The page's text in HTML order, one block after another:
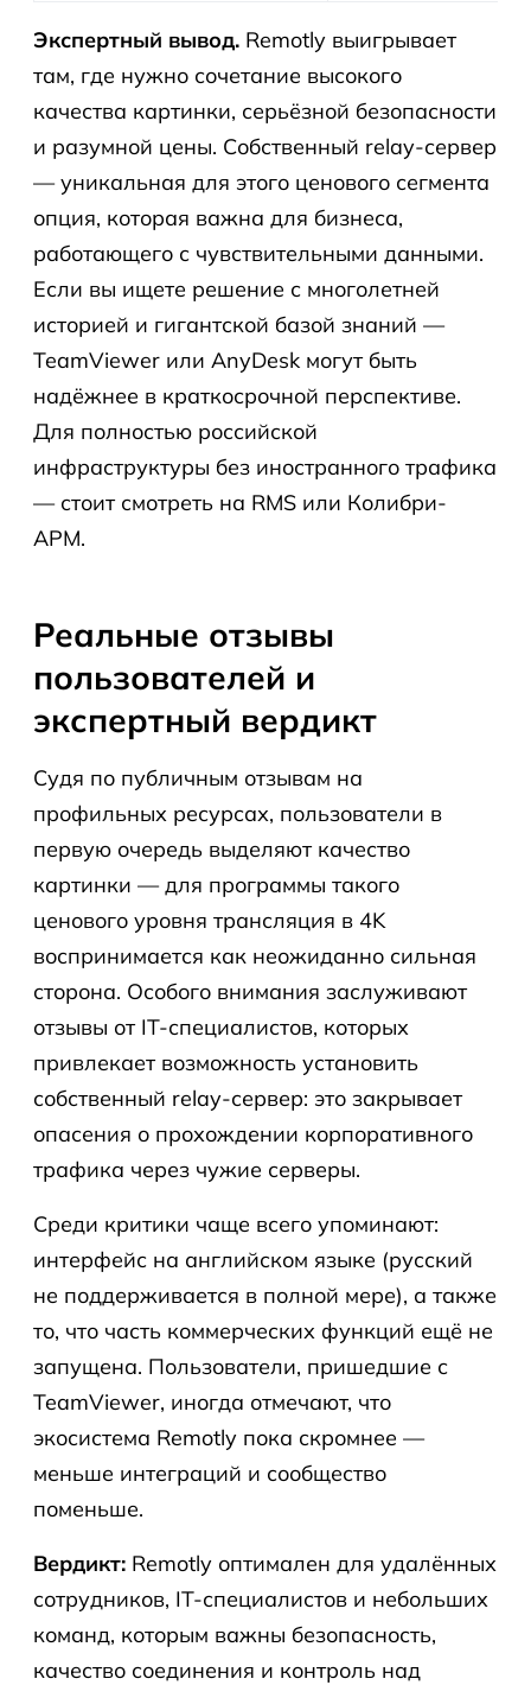
Экспертный вывод. Remotly выигрывает
там, где нужно сочетание высокого
качества картинки, серьёзной безопасности
и разумной цены. Собственный relay-сервер
— уникальная для этого ценового сегмента
опция, которая важна для бизнеса,
работающего с чувствительными данными.
Если вы ищете решение с многолетней
историей и гигантской базой знаний —
TeamViewer или AnyDesk могут быть
надёжнее в краткосрочной перспективе.
Для полностью российской
инфраструктуры без иностранного трафика
— стоит смотреть на RMS или Колибри-
АРМ.
Реальные отзывы
пользователей и
экспертный вердикт
Судя по публичным отзывам на
профильных ресурсах, пользователи в
первую очередь выделяют качество
картинки — для программы такого
ценового уровня трансляция в 4K
воспринимается как неожиданно сильная
сторона. Особого внимания заслуживают
отзывы от IT-специалистов, которых
привлекает возможность установить
собственный relay-сервер: это закрывает
опасения о прохождении корпоративного
трафика через чужие серверы.
Среди критики чаще всего упоминают:
интерфейс на английском языке (русский
не поддерживается в полной мере), а также
то, что часть коммерческих функций ещё не
запущена. Пользователи, пришедшие с
TeamViewer, иногда отмечают, что
экосистема Remotly пока скромнее —
меньше интеграций и сообщество
поменьше.
Вердикт: Remotly оптимален для удалённых
сотрудников, IT-специалистов и небольших
команд, которым важны безопасность,
качество соединения и контроль над